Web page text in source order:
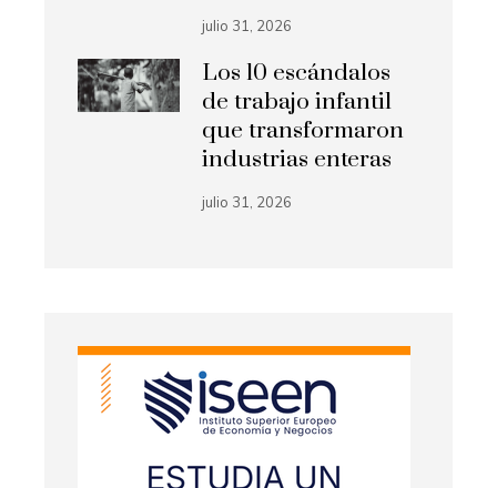
julio 31, 2026
Los 10 escándalos
de trabajo infantil
que transformaron
industrias enteras
julio 31, 2026